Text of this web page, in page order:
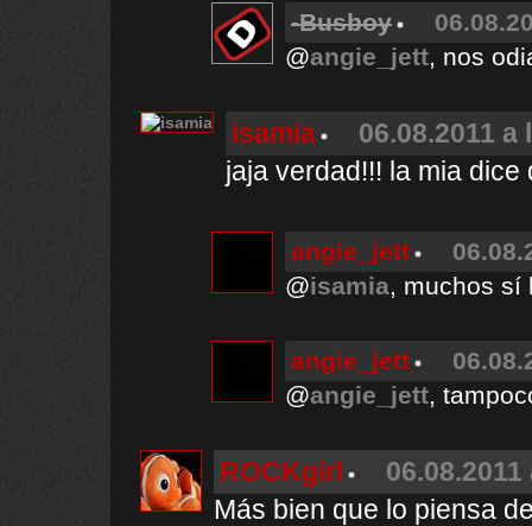
-Busboy
@angie_jett, nos
isamia
06.08.2011 a
jaja verdad!!! la mia
angie_jett
@isamia, muchos sí
angie_jett
@angie_jett,
ROCKgirl
Más bien que lo piensa